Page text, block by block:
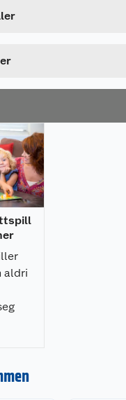
2-8 spillere, 45 min, fra
aldri